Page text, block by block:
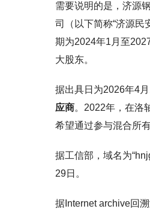
需要说明的是，济源
司（以下简称“济源民
期为2024年1月至
大股东。
据出具日为2026年4
应商。2022年，在洛
希望通过参与混合所
据工信部，域名为
29日。
据Internet archive回